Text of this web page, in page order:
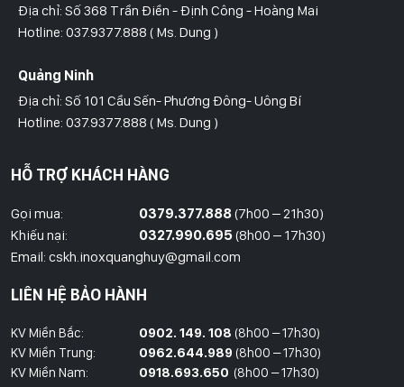
Địa chỉ: Số 368 Trần Điền - Định Công - Hoàng Mai
Hotline: 037.9377.888 ( Ms. Dung )
Quảng Ninh
Địa chỉ: Số 101 Cầu Sến- Phương Đông- Uông Bí
Hotline: 037.9377.888 ( Ms. Dung )
Hồ Chí Minh
Hotline: 09786.01.388 ( Mr. Huy )
Thái Bình
Đối diện ủy ban nhân dân xã Vũ Hoà - Kiến Xương - Thái Bình
Hotline: 037.9377.888 ( Ms. Dung )
Đồng Nai
Địa Chỉ : 1066- QL 51 Tổ 3- Ấp Đồng- Phước Tân- Biên Hòa
HỖ TRỢ KHÁCH HÀNG
Gọi mua: 0379.377.888(7h00 – 21h30)
Khiếu nại:
0327.990.695(8h00 – 17h30)
Email: cskh.inoxquanghuy@gmail.com
LIÊN HỆ BẢO HÀNH
KV Miền Bắc: 0902. 149. 108 (8h00 – 17h30)
KV Miền Trung:
0962.644.989 (8h00 – 17h30)
KV Miền Nam:
0918.693.650 (8h00 – 17h30)